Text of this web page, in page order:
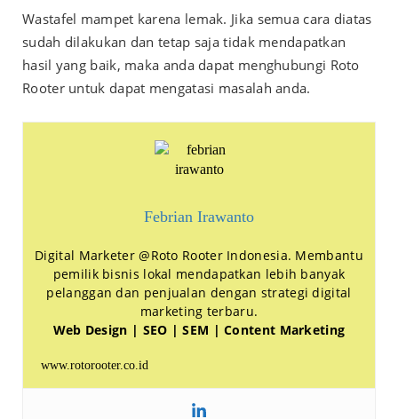
Wastafel mampet karena lemak. Jika semua cara diatas
sudah dilakukan dan tetap saja tidak mendapatkan
hasil yang baik, maka anda dapat menghubungi Roto
Rooteruntuk dapat mengatasi masalah anda.
Febrian Irawanto
Digital Marketer @Roto Rooter Indonesia. Membantu
pemilik bisnis lokal mendapatkan lebih banyak
pelanggan dan penjualan dengan strategi digital
marketing terbaru.
Web Design | SEO | SEM | Content Marketing
www.rotorooter.co.id